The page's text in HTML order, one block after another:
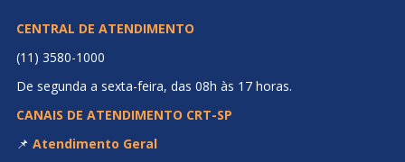
CENTRAL DE ATENDIMENTO
(11) 3580-1000
De segunda a sexta-feira, das 08h às 17 horas.
CANAIS DE ATENDIMENTO CRT-SP
📌 Atendimento Geral